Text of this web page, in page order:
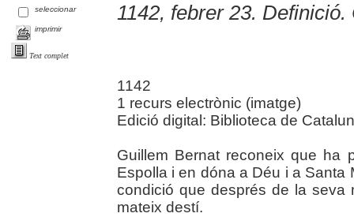
seleccionar
imprimir
Text complet
1142, febrer 23. Definició.
1142
1 recurs electrònic (imatge)
Edició digital: Biblioteca de
Guillem Bernat reconeix que ha
Espolla i en dóna a Déu i a Santa
condició que després de la seva
mateix destí.